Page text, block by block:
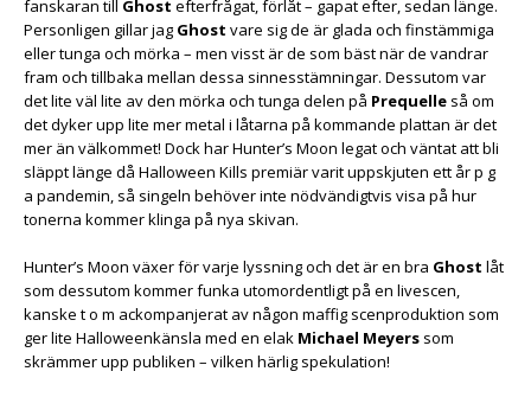
fanskaran till Ghost efterfrågat, förlåt – gapat efter, sedan länge.
Personligen gillar jag Ghost vare sig de är glada och finstämmiga
eller tunga och mörka – men visst är de som bäst när de vandrar
fram och tillbaka mellan dessa sinnesstämningar. Dessutom var
det lite väl lite av den mörka och tunga delen på Prequelle så om
det dyker upp lite mer metal i låtarna på kommande plattan är det
mer än välkommet! Dock har Hunter’s Moon legat och väntat att bli
släppt länge då Halloween Kills premiär varit uppskjuten ett år p g
a pandemin, så singeln behöver inte nödvändigtvis visa på hur
tonerna kommer klinga på nya skivan.
Hunter’s Moon växer för varje lyssning och det är en bra Ghost låt
som dessutom kommer funka utomordentligt på en livescen,
kanske t o m ackompanjerat av någon maffig scenproduktion som
ger lite Halloweenkänsla med en elak Michael Meyers som
skrämmer upp publiken – vilken härlig spekulation!